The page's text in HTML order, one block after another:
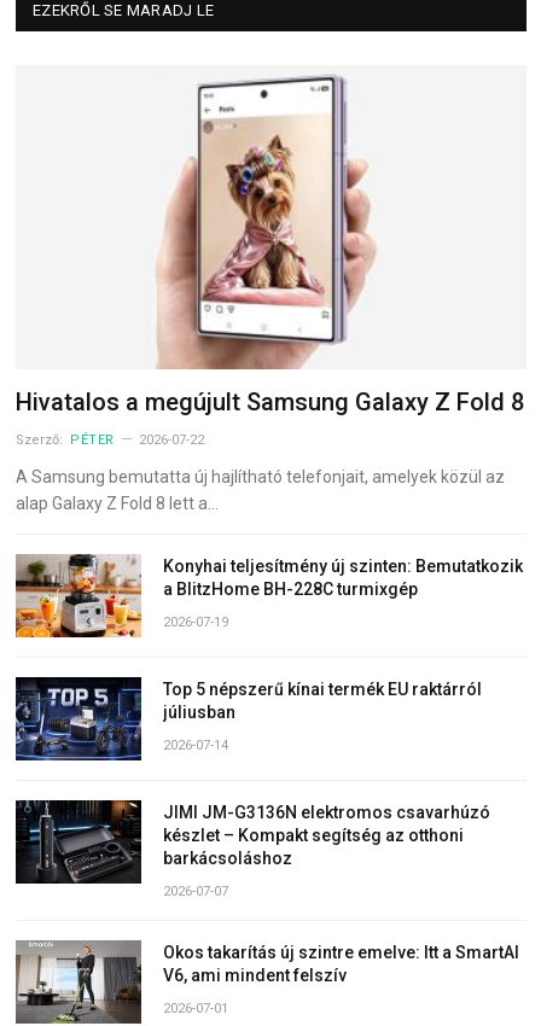
EZEKRŐL SE MARADJ LE
Hivatalos a megújult Samsung Galaxy Z Fold 8
Szerző: PÉTER 2026-07-22
A Samsung bemutatta új hajlítható telefonjait, amelyek közül az
alap Galaxy Z Fold 8 lett a…
Konyhai teljesítmény új szinten: Bemutatkozik
a BlitzHome BH-228C turmixgép
2026-07-19
Top 5 népszerű kínai termék EU raktárról
júliusban
2026-07-14
JIMI JM-G3136N elektromos csavarhúzó
készlet – Kompakt segítség az otthoni
barkácsoláshoz
2026-07-07
Okos takarítás új szintre emelve: Itt a SmartAI
V6, ami mindent felszív
2026-07-01